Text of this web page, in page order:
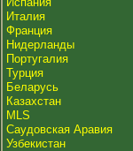
Италия
Франция
Нидерланды
Португалия
Турция
Беларусь
Казахстан
MLS
Саудовская Аравия
Узбекистан